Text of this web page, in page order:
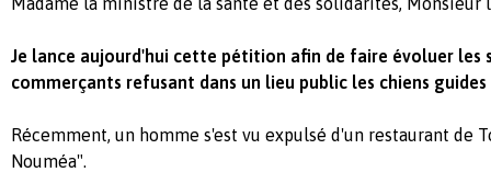
Je lance aujourd'hui cette pétition afin de faire évoluer les
commerçants refusant dans un lieu public les chiens guides
Récemment, un homme s'est vu expulsé d'un restaurant de
Nouméa".